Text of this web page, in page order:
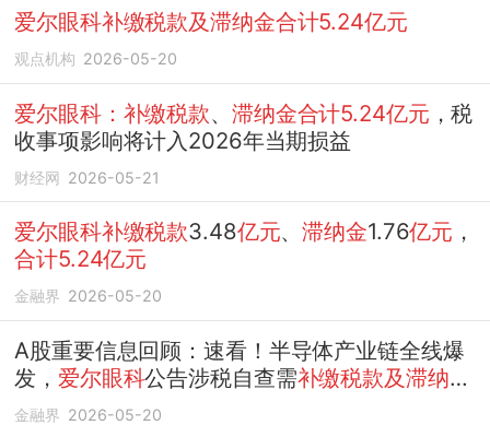
爱尔眼科补缴税款及滞纳金合计5.24亿元
观点机构 2026-05-20
爱尔眼科：补缴税款、 滞纳金合计5.24亿元 ，税
收事项影响将计入2026年当期损益
财经网 2026-05-21
爱尔眼科补缴税款3.48亿元、滞纳金1.76亿元 ，
合计5.24亿元
金融界 2026-05-20
A股重要信息回顾：速看！半导体产业链全线爆
发， 爱尔眼科公告涉税自查需补缴税款及滞纳金
合计5.24亿元
金融界 2026-05-20